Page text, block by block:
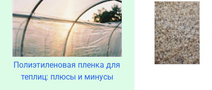
Полиэтиленовая пленка для
теплиц: плюсы и минусы